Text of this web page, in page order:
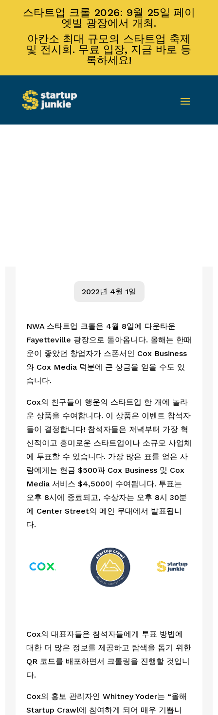
스타트업 크롤 2026: 9월 25일 페이
엣빌 광장에서 개최.
아칸소 최대 규모의 스타트업 축제
및 전시회. 무료 입장, 지금 바로 등
록하세요!
2022년 4월 1일
NWA 스타트업 크롤은 4월 8일에 다운타운
Fayetteville 광장으로 돌아옵니다. 올해는 한때
운이 좋았던 창업자가 스폰서인 Cox Business
와 Cox Media 덕분에 큰 상금을 얻을 수도 있
습니다.
Cox의 친구들이 행운의 스타트업 한 개에 놀라
운 상품을 수여합니다. 이 상품은 이벤트 참석자
들이 결정합니다! 참석자들은 저녁부터 가장 혁
신적이고 흥미로운 스타트업이나 소규모 사업체
에 투표할 수 있습니다. 가장 많은 표를 얻은 사
람에게는 현금 $500과 Cox Business 및 Cox
Media 서비스 $4,500이 수여됩니다. 투표는
오후 8시에 종료되고, 수상자는 오후 8시 30분
에 Center Street의 메인 무대에서 발표됩니
다.
Cox의 대표자들은 참석자들에게 투표 방법에
대한 더 많은 정보를 제공하고 탐색을 돕기 위한
QR 코드를 배포하면서 크롤링을 진행할 것입니
다.
Cox의 홍보 관리자인 Whitney Yoder는 “올해
Startup Crawl에 참여하게 되어 매우 기쁩니